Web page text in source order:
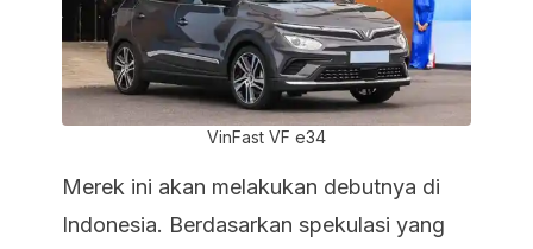
VinFast VF e34
Merek ini akan melakukan debutnya di
Indonesia. Berdasarkan spekulasi yang